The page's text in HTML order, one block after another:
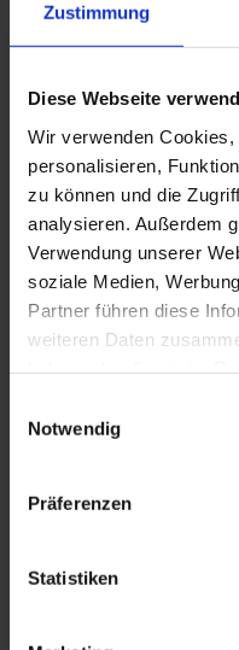
Zustimmung
Diese Webseite
Wir verwenden
personalisieren,
zu können und die
analysieren. Außerdem
Verwendung unserer
soziale Medien,
Partner führen diese
weiteren Daten
Cookies, wenn Sie
Notwendig
Präferenzen
Statistiken
Verlegeanleitung TSL
Verlegeanleitung
PDF, 1.069 KB
Verlegeanleitung TSL
PDF, 1.066 KB
Verlegeanleitung TSL
PDF, 994 KB
PDF, 879 KB
PDF, 876 KB